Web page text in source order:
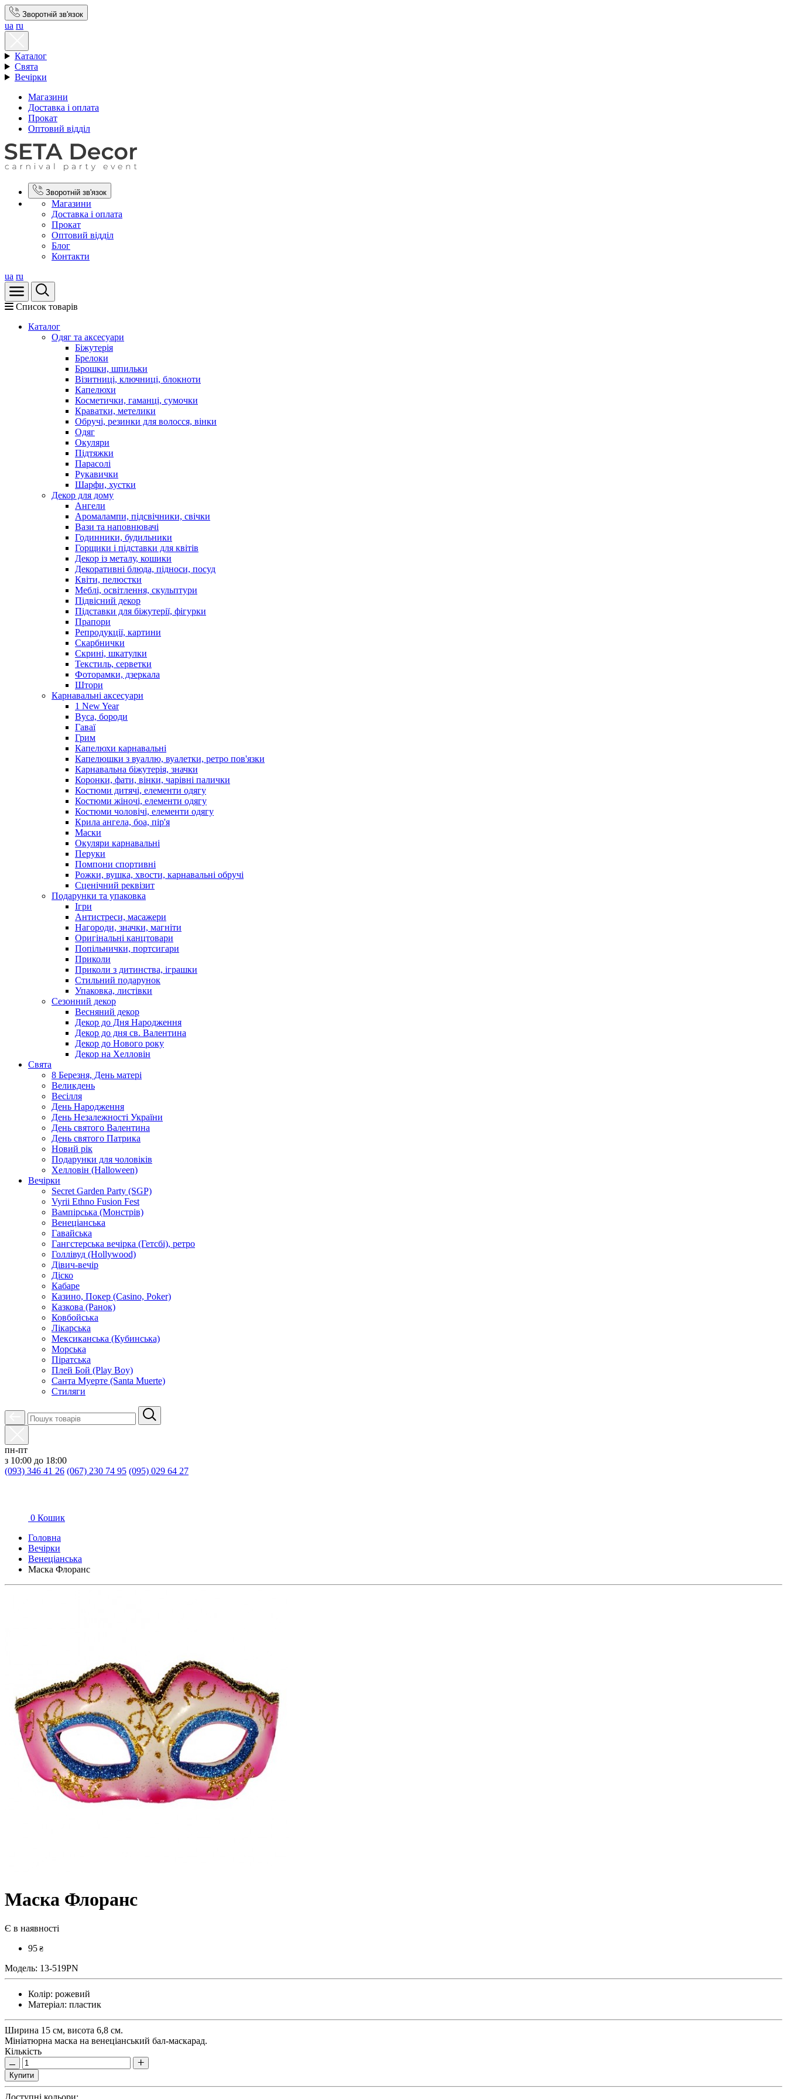
Зворотній зв'язок
ua ru
Каталог
Свята
Вечірки
Магазини
Доставка і оплата
Прокат
Оптовий відділ
Зворотній зв'язок
Магазини
Доставка і оплата
Прокат
Оптовий відділ
Блог
Контакти
ua ru
Список товарів
Каталог
Oдяг та аксесуари
Біжутерія
Брелоки
Брошки, шпильки
Візитниці, ключниці, блокноти
Капелюхи
Косметички, гаманці, сумочки
Краватки, метелики
Обручі, резинки для волосся, вінки
Одяг
Окуляри
Підтяжки
Парасолі
Рукавички
Шарфи, хустки
Декор для дому
Ангели
Аромалампи, підсвічники, свічки
Вази та наповнювачі
Годинники, будильники
Горщики і підставки для квітів
Декор із металу, кошики
Декоративні блюда, підноси, посуд
Квіти, пелюстки
Меблі, освітлення, скульптури
Підвісний декор
Підставки для біжутерії, фігурки
Прапори
Репродукції, картини
Скарбнички
Скрині, шкатулки
Текстиль, серветки
Фоторамки, дзеркала
Штори
Карнавальні аксесуари
1 New Year
Вуса, бороди
Гаваї
Грим
Капелюхи карнавальні
Капелюшки з вуаллю, вуалетки, ретро пов'язки
Карнавальна біжутерія, значки
Коронки, фати, вінки, чарівні палички
Костюми дитячі, елементи одягу
Костюми жіночі, елементи одягу
Костюми чоловічі, елементи одягу
Крила ангела, боа, пір'я
Маски
Окуляри карнавальні
Перуки
Помпони спортивні
Рожки, вушка, хвости, карнавальні обручі
Сценічний реквізит
Подарунки та упаковка
Ігри
Антистреси, масажери
Нагороди, значки, магніти
Оригінальні канцтовари
Попільнички, портсигари
Приколи
Приколи з дитинства, іграшки
Стильний подарунок
Упаковка, листівки
Сезонний декор
Весняний декор
Декор до Дня Народження
Декор до дня св. Валентина
Декор до Нового року
Декор на Хелловін
Свята
8 Березня, День матері
Великдень
Весілля
День Народження
День Незалежності України
День святого Валентина
День святого Патрика
Новий рік
Подарунки для чоловіків
Хелловін (Halloween)
Вечірки
Secret Garden Party (SGP)
Vyrii Ethno Fusion Fest
Вампірська (Монстрів)
Венеціанська
Гавайська
Гангстерська вечірка (Гетсбі), ретро
Голлівуд (Hollywood)
Дівич-вечір
Діско
Кабаре
Казино, Покер (Casino, Poker)
Казкова (Ранок)
Ковбойська
Лікарська
Мексиканська (Кубинська)
Морська
Піратська
Плей Бой (Play Boy)
Санта Муерте (Santa Muerte)
Стиляги
пн-пт
з 10:00 до 18:00
(093) 346 41 26 (067) 230 74 95 (095) 029 64 27
0 Кошик
Головна
Вечірки
Венеціанська
Маска Флоранс
Маска Флоранс
Є в наявності
95 ₴
Модель: 13-519PN
Колір: рожевий
Матеріал: пластик
Ширина 15 см, висота 6,8 см.
Мініатюрна маска на венеціанський бал-маскарад.
Кількість
Купити
Доступні кольори: